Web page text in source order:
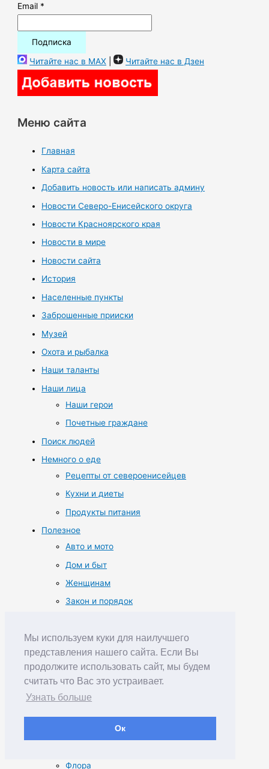
Мы используем куки для наилучшего
представления нашего сайта. Если Вы
продолжите использовать сайт, мы будем
считать что Вас это устраивает.
Узнать больше
Ок
Email *
Читайте нас в MAX | Читайте нас в Дзен
Меню сайта
Главная
Карта сайта
Добавить новость или написать админу
Новости Северо-Енисейского округа
Новости Красноярского края
Новости в мире
Новости сайта
История
Населенные пункты
Заброшенные прииски
Музей
Охота и рыбалка
Наши таланты
Наши лица
Наши герои
Почетные граждане
Поиск людей
Немного о еде
Рецепты от североенисейцев
Кухни и диеты
Продукты питания
Полезное
Авто и мото
Дом и быт
Женщинам
Закон и порядок
Медицина и здоровье
Мужчинам
Флора